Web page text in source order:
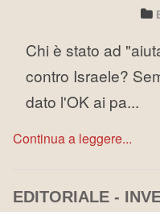
Chi è stato ad
contro Israele?
dato l'OK ai pa...
Continua a leggere...
EDITORIALE -